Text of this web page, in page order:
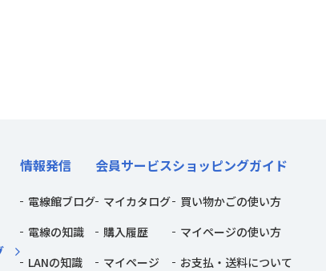
情報発信
電線館ブログ
電線の知識
LANの知識
会員サービス
マイカタログ
購入履歴
マイページ
ショッピングガイド
買い物かごの使い方
マイページの使い方
お支払・送料について